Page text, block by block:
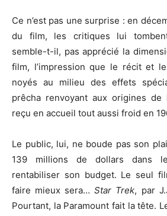
Ce n’est pas une surprise : en
du film, les critiques lui
semble-t-il, pas apprécié la
film, l’impression que le récit et
noyés au milieu des effets
prêcha renvoyant aux origines de
reçu en accueil tout aussi froid en
Le public, lui, ne boude pas son
139 millions de dollars dans
rentabiliser son budget. Le seul
faire mieux sera…Star Trek, par
Pourtant, la Paramount fait la tête.